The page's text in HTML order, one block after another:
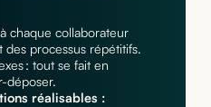
chaque collaborateur
des processus répétitifs.
: tout se fait en
déposer.
réalisables :